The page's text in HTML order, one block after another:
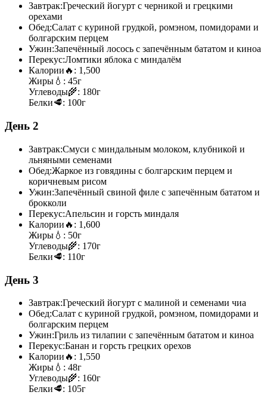
Завтрак:Греческий йогурт с черникой и грецкими
орехами
Обед:Салат с куриной грудкой, ромэном, помидорами и
болгарским перцем
Ужин:Запечённый лосось с запечённым бататом и киноа
Перекус:Ломтики яблока с миндалём
Калории 🔥: 1,500
Жиры 💧: 45г
Углеводы🌾: 180г
Белки🥩: 100г
День 2
Завтрак:Смуси с миндальным молоком, клубникой и
льняными семенами
Обед:Жаркое из говядины с болгарским перцем и
коричневым рисом
Ужин:Запечённый свиной филе с запечённым бататом и
брокколи
Перекус:Апельсин и горсть миндаля
Калории 🔥: 1,600
Жиры 💧: 50г
Углеводы🌾: 170г
Белки🥩: 110г
День 3
Завтрак:Греческий йогурт с малиной и семенами чиа
Обед:Салат с куриной грудкой, ромэном, помидорами и
болгарским перцем
Ужин:Гриль из тилапии с запечённым бататом и киноа
Перекус:Банан и горсть грецких орехов
Калории 🔥: 1,550
Жиры 💧: 48г
Углеводы🌾: 160г
Белки🥩: 105г